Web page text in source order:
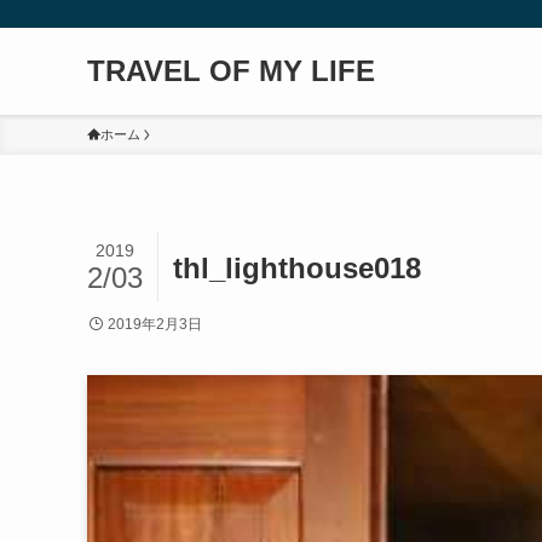
TRAVEL OF MY LIFE
ホーム
thl_lighthouse018
2019
2/03
2019年2月3日